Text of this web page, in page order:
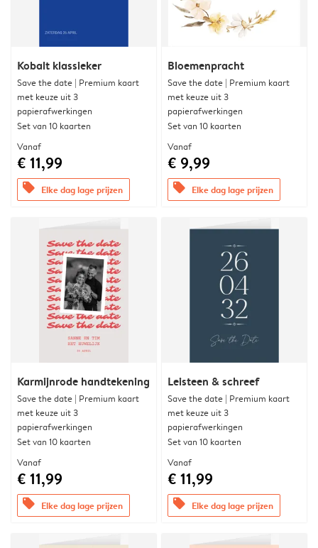
Kobalt klassieker
Save the date | Premium kaart
met keuze uit 3
papierafwerkingen
Set van 10 kaarten
Vanaf
€ 11,99
offers Elke dag lage prijzen
Bloemenpracht
Save the date | Premium kaart
met keuze uit 3
papierafwerkingen
Set van 10 kaarten
Vanaf
€ 9,99
offers Elke dag lage prijzen
Karmijnrode handtekening
Save the date | Premium kaart
met keuze uit 3
papierafwerkingen
Set van 10 kaarten
Vanaf
€ 11,99
offers Elke dag lage prijzen
Leisteen & schreef
Save the date | Premium kaart
met keuze uit 3
papierafwerkingen
Set van 10 kaarten
Vanaf
€ 11,99
offers Elke dag lage prijzen